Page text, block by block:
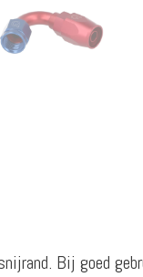
Bij goed